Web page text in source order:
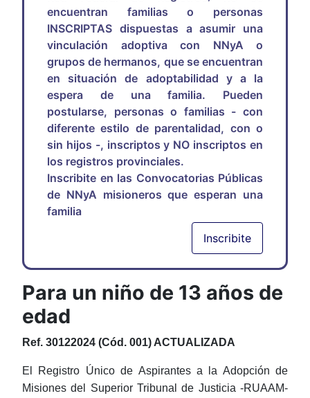
encuentran familias o personas
INSCRIPTAS dispuestas a asumir una
vinculación adoptiva con NNyA o
grupos de hermanos, que se encuentran
en situación de adoptabilidad y a la
espera de una familia. Pueden
postularse, personas o familias - con
diferente estilo de parentalidad, con o
sin hijos -, inscriptos y NO inscriptos en
los registros provinciales.
Inscribite en las Convocatorias Públicas
de NNyA misioneros que esperan una
familia
Inscribite
Para un niño de 13 años de
edad
Ref. 30122024 (Cód. 001) ACTUALIZADA
El Registro Único de Aspirantes a la Adopción de
Misiones del Superior Tribunal de Justicia -RUAAM-